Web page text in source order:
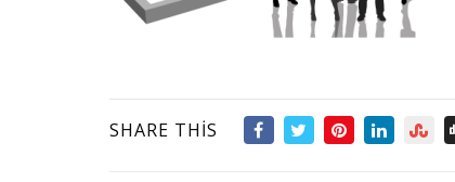
SHARE THIS